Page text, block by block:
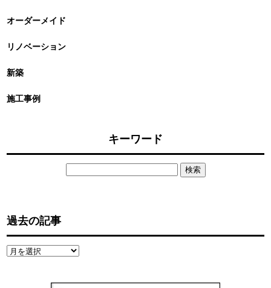
オーダーメイド
リノベーション
新築
施工事例
キーワード
過去の記事
過